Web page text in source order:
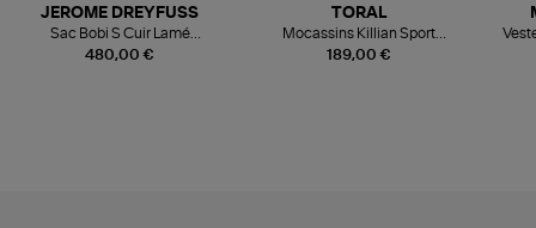
480,00 €
JEROME DREYFUSS
Sac Bobi S Cuir Lamé
Champagne
189,00 €
TORAL
Mocassins Killian Sport
Mousse